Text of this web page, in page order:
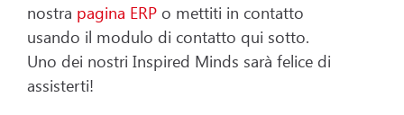
nostra pagina ERP o mettiti in contatto
usando il modulo di contatto qui sotto.
Uno dei nostri Inspired Minds sarà felice di
assisterti!